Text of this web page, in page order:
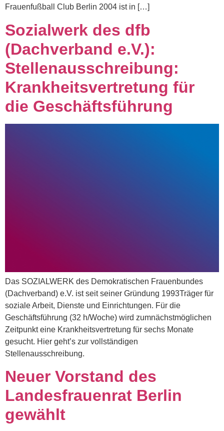
Frauenfußball Club Berlin 2004 ist in […]
Sozialwerk des dfb
(Dachverband e.V.):
Stellenausschreibung:
Krankheitsvertretung für
die Geschäftsführung
Das SOZIALWERK des Demokratischen Frauenbundes
(Dachverband) e.V. ist seit seiner Gründung 1993Träger für
soziale Arbeit, Dienste und Einrichtungen. Für die
Geschäftsführung (32 h/Woche) wird zumnächstmöglichen
Zeitpunkt eine Krankheitsvertretung für sechs Monate
gesucht. Hier geht’s zur vollständigen
Stellenausschreibung.
Neuer Vorstand des
Landesfrauenrat Berlin
gewählt